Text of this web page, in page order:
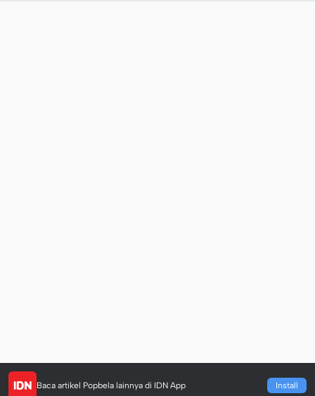
Baca artikel Popbela lainnya di IDN App Install